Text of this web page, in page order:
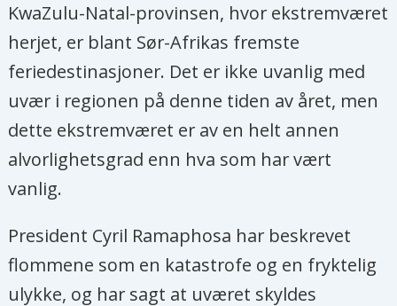
KwaZulu-Natal-provinsen, hvor ekstremværet
herjet, er blant Sør-Afrikas fremste
feriedestinasjoner. Det er ikke uvanlig med
uvær i regionen på denne tiden av året, men
dette ekstremværet er av en helt annen
alvorlighetsgrad enn hva som har vært
vanlig.
President Cyril Ramaphosa har beskrevet
flommene som en katastrofe og en fryktelig
ulykke, og har sagt at uværet skyldes